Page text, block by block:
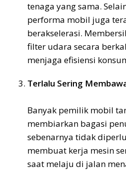
tenaga yang sama.
performa mobil juga
berakselerasi.
filter udara secara
menjaga efisiensi
Terlalu Sering
Banyak pemilik mobil
membiarkan bagasi
sebenarnya tidak
membuat kerja mesin
saat melaju di jalan